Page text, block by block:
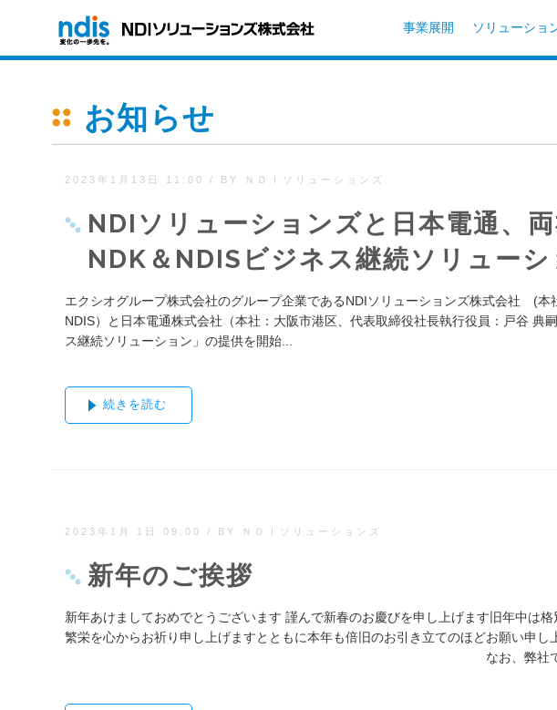
事業展開 ソリューショ
お知らせ
2023年1月13日 11:00 / BY ＮＤＩソリューションズ
NDIソリューションズと日本電通、
NDK＆NDISビジネス継続ソリュー
エクシオグループ株式会社のグループ企業であるNDIソリューションズ株式会社 (本
NDIS）と日本電通株式会社（本社：大阪市港区、代表取締役社長執行役員：戸谷 典
ス継続ソリューション」の提供を開始...
続きを読む
2023年1月 1日 09:00 / BY ＮＤＩソリューションズ
新年のご挨拶
新年あけましておめでとうございます 謹んで新春のお慶びを申し上げます旧年中は
繁栄を心からお祈り申し上げますとともに本年も倍旧のお引き立てのほどお願い申し
なお、弊社では、本